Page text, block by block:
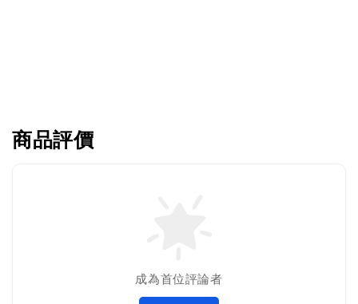
商品評價
成為首位評論者